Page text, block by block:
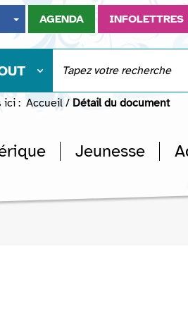
AGENDA INFOLETTRES
ici : Accueil / Détail du document
Jeunesse